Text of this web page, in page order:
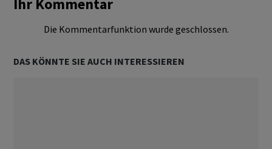
Ihr Kommentar
Die Kommentarfunktion wurde geschlossen.
DAS KÖNNTE SIE AUCH INTERESSIEREN